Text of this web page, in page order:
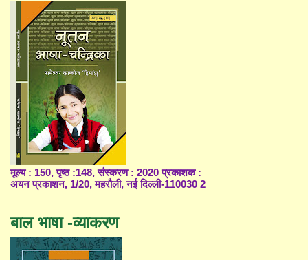
मूल्य : 150, पृष्ठ :148, संस्करण : 2020 प्रकाशक :
अयन प्रकाशन, 1/20, महरौली, नई दिल्ली-110030 2
बाल भाषा -व्याकरण